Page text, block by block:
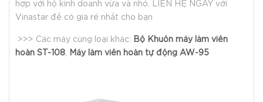
hợp với hộ kinh doanh vừa và nhỏ. LIÊN HỆ NGAY với
Vinastar để có giá rẻ nhất cho bạn
>>> Các máy cùng loại khác:
Bộ Khuôn máy làm viên
hoàn ST-108
Máy làm viên hoàn tự động AW-95